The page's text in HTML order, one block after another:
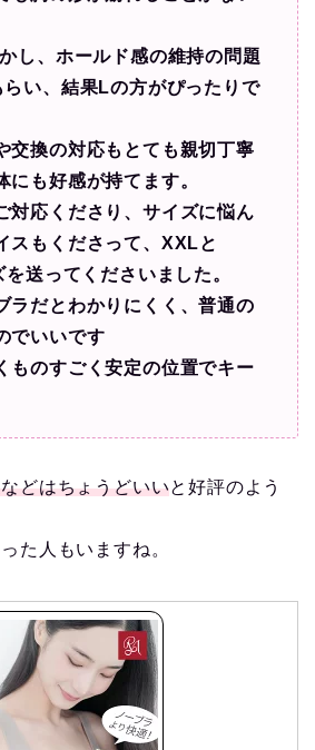
し、ホールド感の維持の問題
い、結果Lの方がぴったりで
交換の対応もとても親切丁寧
にも好感が持てます。
対応くださり、サイズに悩ん
スもくださって、XXLと
送ってくださいました。
ラだとわかりにくく、普通の
でいいです
ものすごく安定の位置でキー
どはちょうどいいと好評のよう
た人もいますね。